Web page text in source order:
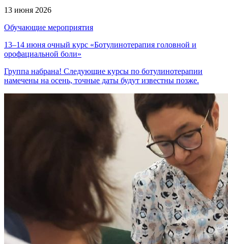
13 июня 2026
Обучающие мероприятия
13–14 июня очный курс «Ботулинотерапия головной и
орофациальной боли»
Группа набрана! Следующие курсы по ботулинотерапии
намечены на осень, точные даты будут известны позже.